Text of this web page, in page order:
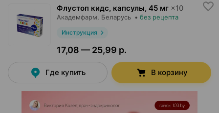
Флустоп кидс, капсулы, 45 мг ×10
Академфарм , Беларусь • без рецепта
Инструкция
17,08 — 25,99 р.
Где купить В корзину